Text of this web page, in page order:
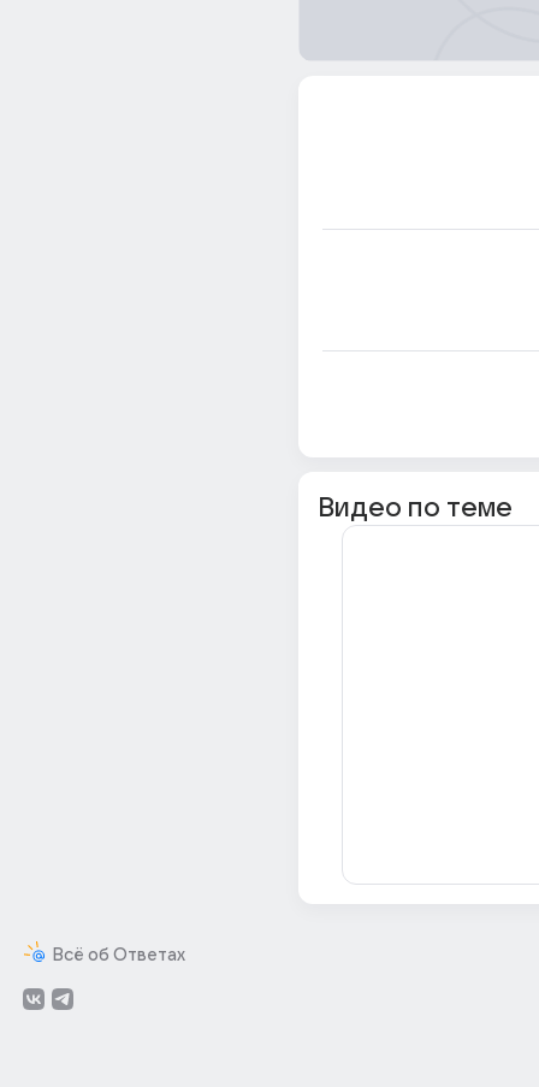
Всё об Ответах
Видео по теме